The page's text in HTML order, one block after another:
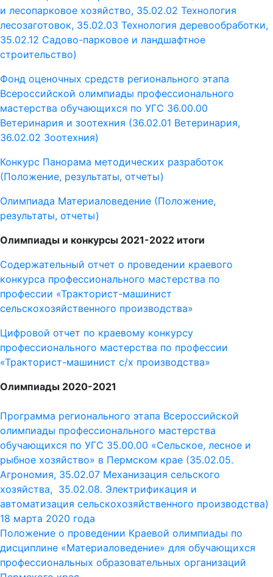
и лесопарковое хозяйство, 35.02.02 Технология
лесозаготовок, 35.02.03 Технология деревообработки,
35.02.12 Садово-парковое и ландшафтное
строительство)
Фонд оценочных средств регионального этапа
Всероссийской олимпиады профессионального
мастерства обучающихся по УГС 36.00.00
Ветеринария и зоотехния (36.02.01 Ветеринария,
36.02.02 Зоотехния)
Конкурс Панорама методических разработок
(Положение, результаты, отчеты)
Олимпиада Материаловедение (Положение,
результаты, отчеты)
Олимпиады и конкурсы 2021-2022 итоги
Содержательный отчет о проведении краевого
конкурса профессионального мастерства по
профессии «Тракторист-машинист
сельскохозяйственного производства»
Цифровой отчет по краевому конкурсу
профессионального мастерства по профессии
«Тракторист-машинист с/х производства»
Олимпиады 2020-2021
Программа регионального этапа Всероссийской
олимпиады профессионального мастерства
обучающихся по УГС 35.00.00 «Сельское, лесное и
рыбное хозяйство» в Пермском крае (35.02.05.
Агрономия, 35.02.07 Механизация сельского
хозяйства, 35.02.08. Электрификация и
автоматизация сельскохозяйственного производства)
18 марта 2020 года
Положение о проведении Краевой олимпиады по
дисциплине «Материаловедение» для обучающихся
профессиональных образовательных организаций